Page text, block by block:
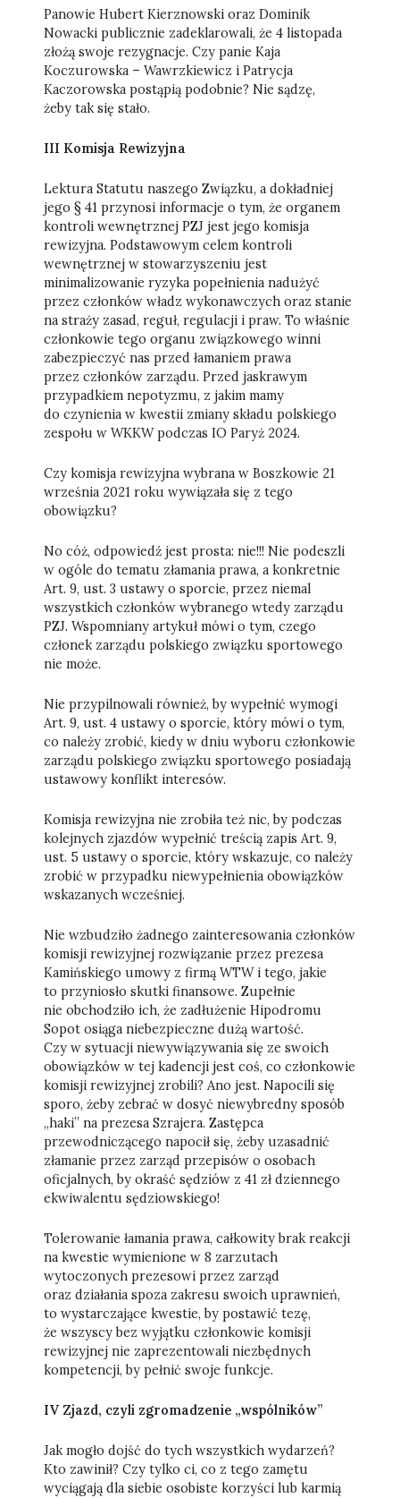
Panowie Hubert Kierznowski oraz Dominik
Nowacki publicznie zadeklarowali, że 4 listopada
złożą swoje rezygnacje. Czy panie Kaja
Koczurowska – Wawrzkiewicz i Patrycja
Kaczorowska postąpią podobnie? Nie sądzę,
żeby tak się stało.
III Komisja Rewizyjna
Lektura Statutu naszego Związku, a dokładniej
jego § 41 przynosi informacje o tym, że organem
kontroli wewnętrznej PZJ jest jego komisja
rewizyjna. Podstawowym celem kontroli
wewnętrznej w stowarzyszeniu jest
minimalizowanie ryzyka popełnienia nadużyć
przez członków władz wykonawczych oraz stanie
na straży zasad, reguł, regulacji i praw. To właśnie
członkowie tego organu związkowego winni
zabezpieczyć nas przed łamaniem prawa
przez członków zarządu. Przed jaskrawym
przypadkiem nepotyzmu, z jakim mamy
do czynienia w kwestii zmiany składu polskiego
zespołu w WKKW podczas IO Paryż 2024.
Czy komisja rewizyjna wybrana w Boszkowie 21
września 2021 roku wywiązała się z tego
obowiązku?
No cóż, odpowiedź jest prosta: nie!!! Nie podeszli
w ogóle do tematu złamania prawa, a konkretnie
Art. 9, ust. 3 ustawy o sporcie, przez niemal
wszystkich członków wybranego wtedy zarządu
PZJ. Wspomniany artykuł mówi o tym, czego
członek zarządu polskiego związku sportowego
nie może.
Nie przypilnowali również, by wypełnić wymogi
Art. 9, ust. 4 ustawy o sporcie, który mówi o tym,
co należy zrobić, kiedy w dniu wyboru członkowie
zarządu polskiego związku sportowego posiadają
ustawowy konflikt interesów.
Komisja rewizyjna nie zrobiła też nic, by podczas
kolejnych zjazdów wypełnić treścią zapis Art. 9,
ust. 5 ustawy o sporcie, który wskazuje, co należy
zrobić w przypadku niewypełnienia obowiązków
wskazanych wcześniej.
Nie wzbudziło żadnego zainteresowania członków
komisji rewizyjnej rozwiązanie przez prezesa
Kamińskiego umowy z firmą WTW i tego, jakie
to przyniosło skutki finansowe. Zupełnie
nie obchodziło ich, że zadłużenie Hipodromu
Sopot osiąga niebezpieczne dużą wartość.
Czy w sytuacji niewywiązywania się ze swoich
obowiązków w tej kadencji jest coś, co członkowie
komisji rewizyjnej zrobili? Ano jest. Napocili się
sporo, żeby zebrać w dosyć niewybredny sposób
„haki” na prezesa Szrajera. Zastępca
przewodniczącego napocił się, żeby uzasadnić
złamanie przez zarząd przepisów o osobach
oficjalnych, by okraść sędziów z 41 zł dziennego
ekwiwalentu sędziowskiego!
Tolerowanie łamania prawa, całkowity brak reakcji
na kwestie wymienione w 8 zarzutach
wytoczonych prezesowi przez zarząd
oraz działania spoza zakresu swoich uprawnień,
to wystarczające kwestie, by postawić tezę,
że wszyscy bez wyjątku członkowie komisji
rewizyjnej nie zaprezentowali niezbędnych
kompetencji, by pełnić swoje funkcje.
IV Zjazd, czyli zgromadzenie „wspólników”
Jak mogło dojść do tych wszystkich wydarzeń?
Kto zawinił? Czy tylko ci, co z tego zamętu
wyciągają dla siebie osobiste korzyści lub karmią